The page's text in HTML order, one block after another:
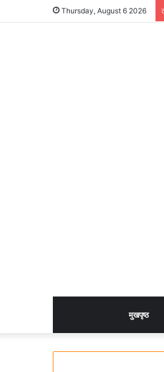
Thursday, August 6 2026
मुखपृष्ठ